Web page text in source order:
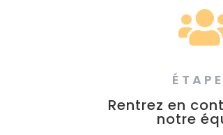
Rentrez en
notre